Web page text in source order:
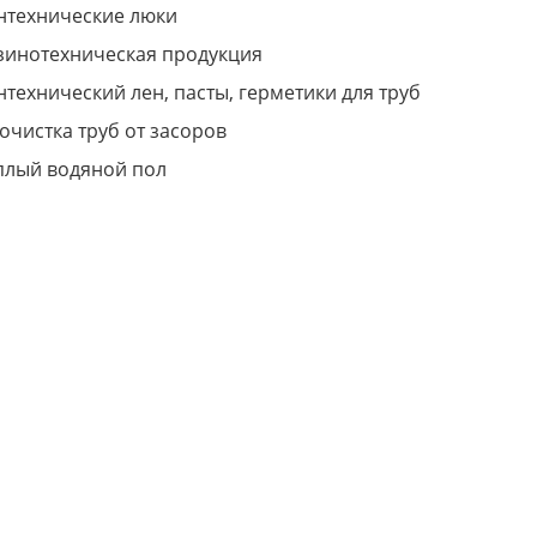
люки
продукция
лен, пасты, герметики для труб
труб от засоров
водяной пол